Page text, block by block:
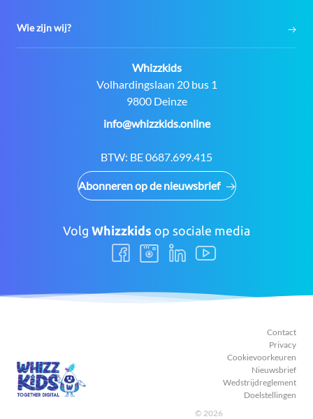
Wie zijn wij?
Contact:
Whizzkids
Adres:
Volhardingslaan 20 bus 1
9800 Deinze
E-
info@whizzkids.online
BTW: BE 0687.699.415
Abonneren op de nieuwsbrief
Volg Whizzkids op sociale media
Volg
ons
Volg
ons
Volg
ons
Volg
ons
Contact
Privacy
Cookievoorkeuren
Nieuwsbrief
Wedstrijdreglement
Doelstellingen
© 2026